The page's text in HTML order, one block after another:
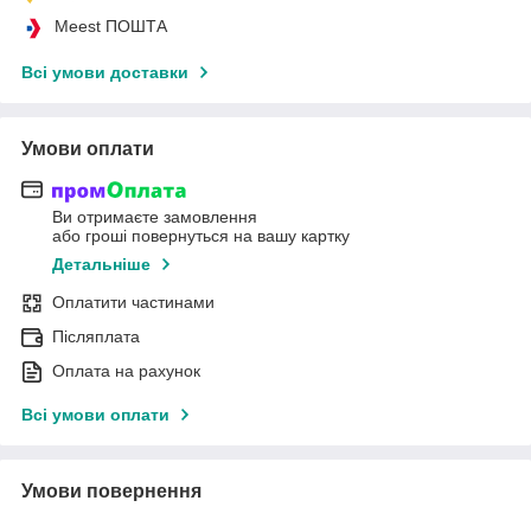
Meest ПОШТА
Всі умови доставки
Умови оплати
Ви отримаєте замовлення
або гроші повернуться на вашу картку
Детальніше
Оплатити частинами
Післяплата
Оплата на рахунок
Всі умови оплати
Умови повернення